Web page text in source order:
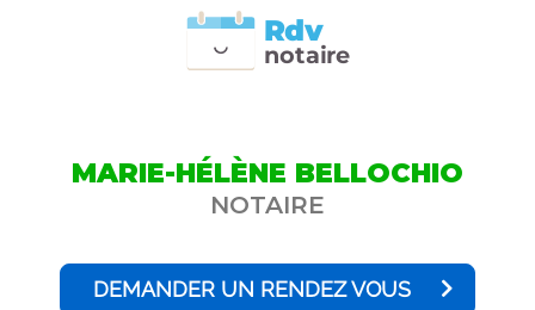
notaire
Rdv
MARIE-HÉLÈNE BELLOCHIO
NOTAIRE
DEMANDER UN RENDEZ VOUS